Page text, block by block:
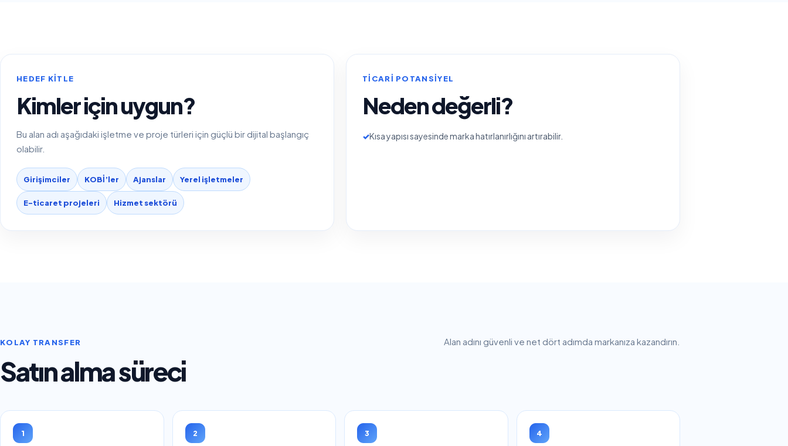
HEDEF KITLE
Kimler için uygun?
Bu alan adı aşağıdaki işletme ve proje türleri için güçlü bir dijital başlangıç
olabilir.
Girişimciler KOBİ’ler Ajanslar Yerel işletmeler
E-ticaret projeleri Hizmet sektörü
TICARI POTANSIYEL
Neden değerli?
✓Kısa yapısı sayesinde marka hatırlanırlığını artırabilir.
KOLAY TRANSFER
Satın alma süreci
Alan adını güvenli ve net dört adımda markanıza kazandırın.
1 2 3 4